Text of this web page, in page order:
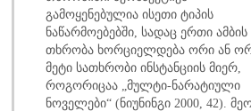
გამოყენებულია ისეთი ტიპის
ნაწარმოებებში, სადაც ერთი ამბის
თხრობა ხორციელდება ორი ან
მეტი სათხრობი ინსტანციის მიერ,
როგორიცაა „მულტი-ნარატიული
ნოველები“ (ნიუნინგი 2000, 42).